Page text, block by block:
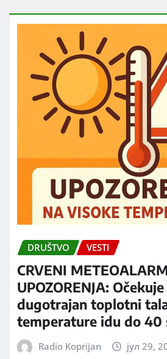
DRUŠTVO VESTI
CRVENI
UPOZORENJA:
dugotrajan toplotni
temperature idu do 40
Radio Koprijan јул 29,